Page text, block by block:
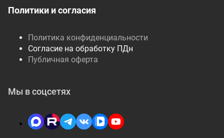
Политики и согласия
Политика конфиденциальности
Согласие на обработку ПДн
Публичная оферта
Мы в соцсетях